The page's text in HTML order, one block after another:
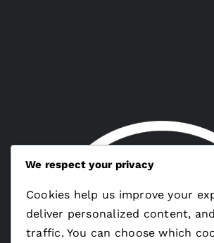
We respect your privacy
Cookies help us improve your
deliver personalized content,
traffic. You can choose which